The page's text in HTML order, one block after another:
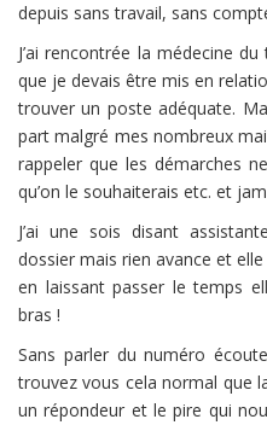
depuis sans travail, sans
J’ai rencontrée la médecine
que je devais être mis en
trouver un poste adéquate.
part malgré mes nombreux
rappeler que les démarches
qu’on le souhaiterais etc. et
J’ai une sois disant
dossier mais rien avance et
en laissant passer le temps
bras !
Sans parler du numéro
trouvez vous cela normal que
un répondeur et le pire qui